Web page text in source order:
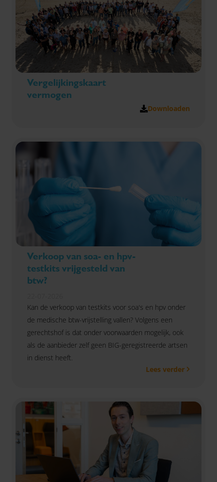
Vergelijkingskaart
vermogen
Downloaden
Verkoop van soa- en hpv-
testkits vrijgesteld van
btw?
Kan de verkoop van testkits voor soa's en hpv onder
de medische btw-vrijstelling vallen? Volgens een
gerechtshof is dat onder voorwaarden mogelijk, ook
als de aanbieder zelf geen BIG-geregistreerde artsen
in dienst heeft.
Lees verder